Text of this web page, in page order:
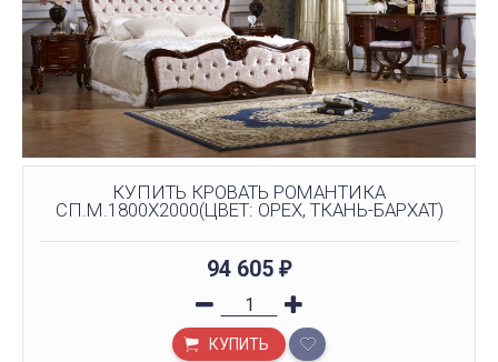
КУПИТЬ КРОВАТЬ РОМАНТИКА
СП.М.1800Х2000(ЦВЕТ: ОРЕХ, ТКАНЬ-БАРХАТ)
94 605 ₽
КУПИТЬ